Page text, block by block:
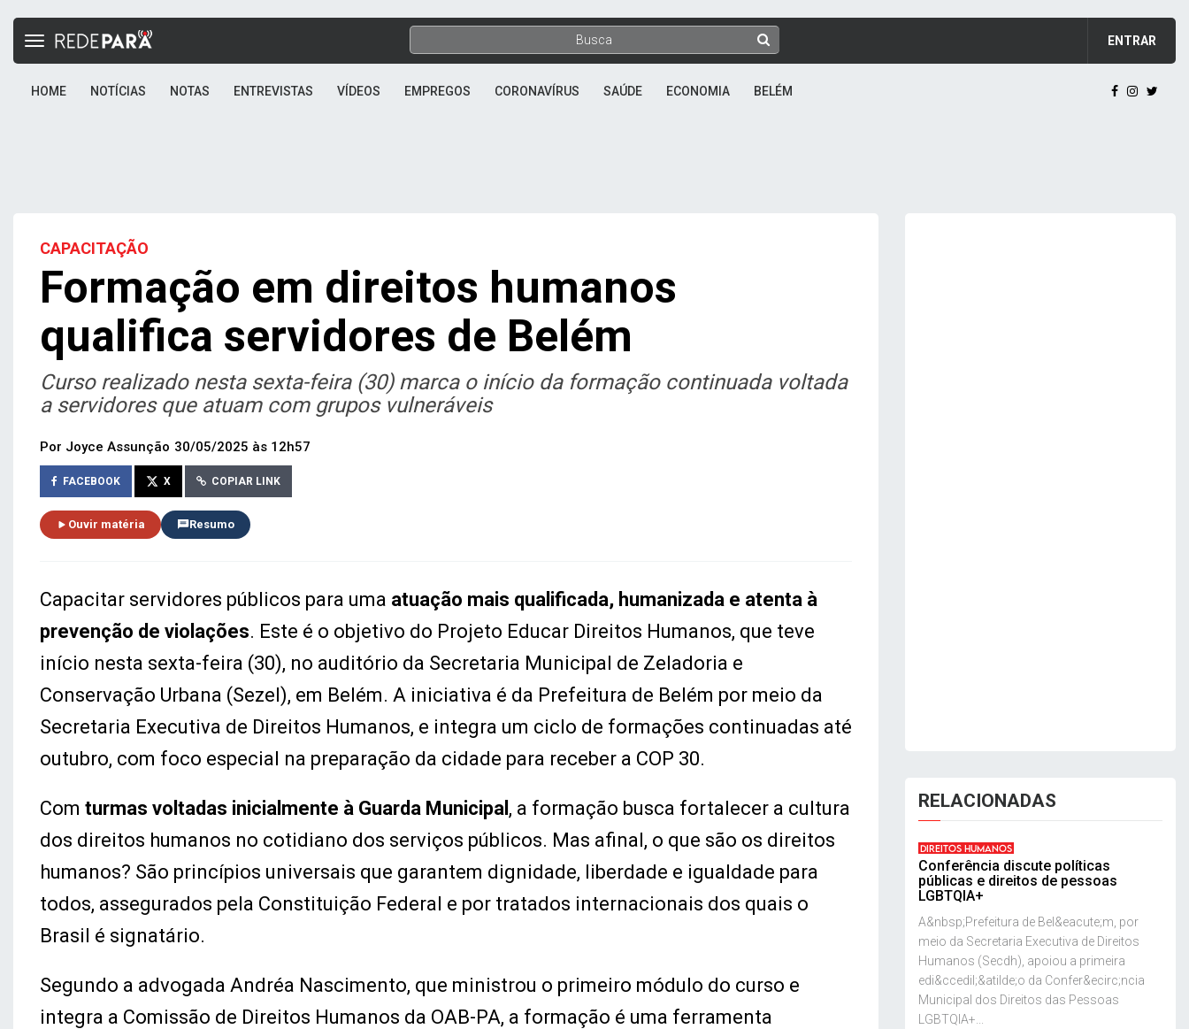
ENTRAR
Toggle
HOME NOTÍCIAS NOTAS ENTREVISTAS VÍDEOS EMPREGOS CORONAVÍRUS SAÚDE ECONOMIA BELÉM
CAPACITAÇÃO
Formação em direitos humanos
qualifica servidores de Belém
Curso realizado nesta sexta-feira (30) marca o início da formação continuada voltada
a servidores que atuam com grupos vulneráveis
Por Joyce Assunção 30/05/2025 às 12h57
FACEBOOK X COPIAR LINK
Ouvir matéria Resumo
Capacitar servidores públicos para uma atuação mais qualificada, humanizada e atenta à
prevenção de violações. Este é o objetivo do Projeto Educar Direitos Humanos, que teve
início nesta sexta-feira (30), no auditório da Secretaria Municipal de Zeladoria e
Conservação Urbana (Sezel), em Belém. A iniciativa é da Prefeitura de Belém por meio da
Secretaria Executiva de Direitos Humanos, e integra um ciclo de formações continuadas até
outubro, com foco especial na preparação da cidade para receber a COP 30.
Com turmas voltadas inicialmente à Guarda Municipal , a formação busca fortalecer a cultura
dos direitos humanos no cotidiano dos serviços públicos. Mas afinal, o que são os direitos
humanos? São princípios universais que garantem dignidade, liberdade e igualdade para
todos, assegurados pela Constituição Federal e por tratados internacionais dos quais o
Brasil é signatário.
Segundo a advogada Andréa Nascimento, que ministrou o primeiro módulo do curso e
integra a Comissão de Direitos Humanos da OAB-PA, a formação é uma ferramenta
RELACIONADAS
DIREITOS HUMANOS
Conferência discute políticas
públicas e direitos de pessoas
LGBTQIA+
A&nbsp;Prefeitura de Bel&eacute;m, por
meio da Secretaria Executiva de Direitos
Humanos (Secdh), apoiou a primeira
edi&ccedil;&atilde;o da Confer&ecirc;ncia
Municipal dos Direitos das Pessoas
LGBTQIA+...